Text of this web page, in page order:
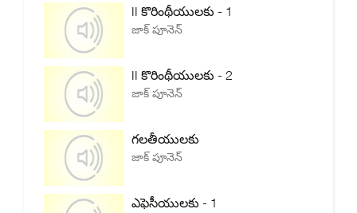
II కొరింథీయులకు - 1
జాక్ పూనెన్
II కొరింథీయులకు - 2
జాక్ పూనెన్
గలతీయులకు
జాక్ పూనెన్
ఎఫెసీయులకు - 1